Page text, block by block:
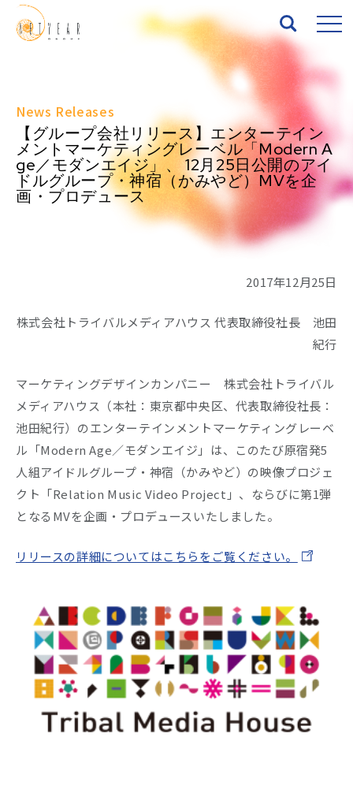
Top
About
Services
Company
Recruit
News Releases
【グループ会社リリース】エンターテイン
メントマーケティングレーベル「Modern A
ge／モダンエイジ」、 12月25日公開のアイ
ドルグループ・神宿（かみやど）MVを企
画・プロデュース
2017年12月25日
株式会社トライバルメディアハウス 代表取締役社長 池田
紀行
マーケティングデザインカンパニー 株式会社トライバル
メディアハウス（本社：東京都中央区、代表取締役社長：
池田紀行）のエンターテインメントマーケティングレーベ
ル「Modern Age／モダンエイジ」は、このたび原宿発5
人組アイドルグループ・神宿（かみやど）の映像プロジェ
クト「Relation Music Video Project」、ならびに第1弾
となるMVを企画・プロデュースいたしました。
リリースの詳細についてはこちらをご覧ください。